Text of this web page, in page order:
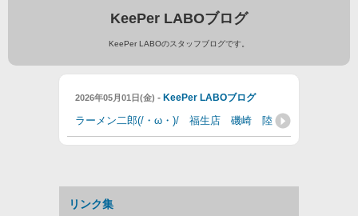
KeePer LABOブログ
KeePer LABOのスタッフブログです。
2026年05月01日(金) - KeePer LABOブログ
ラーメン二郎(/・ω・)/ 福生店 磯崎 陸
リンク集